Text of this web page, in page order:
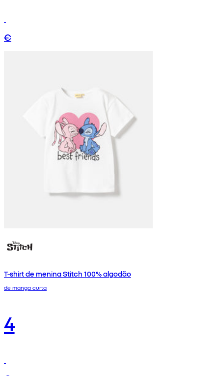
€
T-shirt de menina Stitch 100% algodão
de manga curta
4